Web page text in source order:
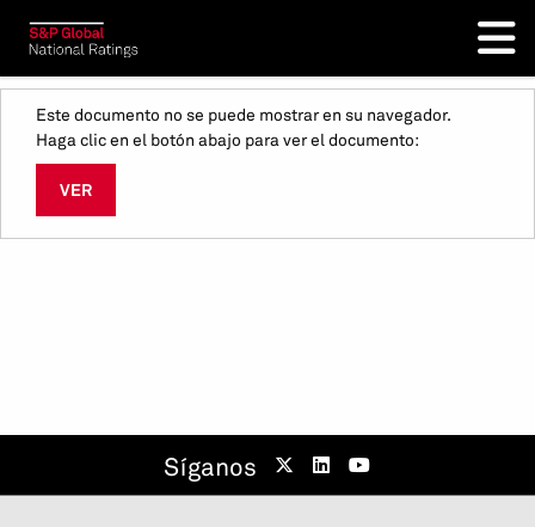
Este documento no se puede mostrar en su navegador.
Haga clic en el botón abajo para ver el documento:
VER
Síganos